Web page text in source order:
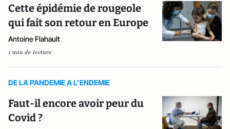
Cette épidémie de rougeole
qui fait son retour en Europe
Antoine Flahault
1 min de lecture
DE LA PANDEMIE A L’ENDEMIE
Faut-il encore avoir peur du
Covid ?